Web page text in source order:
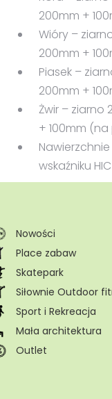
Nowości
Place zabaw
Skatepark
Siłownie Outdoor
Sport i Rekreacja
Mała architektura
Outlet
200mm +
Wióry –
200mm +
Piasek –
200mm +
Żwir – ziarno
+ 100mm
wskaźniku HIC